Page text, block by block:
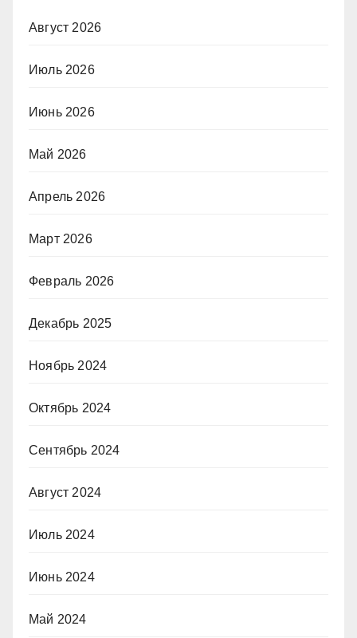
Август 2026
Июль 2026
Июнь 2026
Май 2026
Апрель 2026
Март 2026
Февраль 2026
Декабрь 2025
Ноябрь 2024
Октябрь 2024
Сентябрь 2024
Август 2024
Июль 2024
Июнь 2024
Май 2024